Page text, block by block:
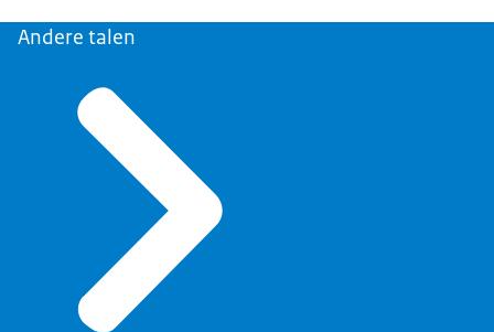
Andere talen